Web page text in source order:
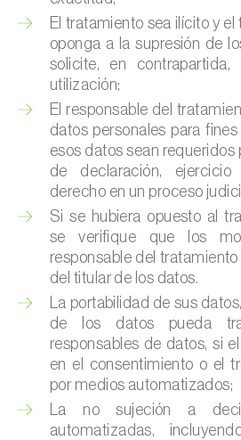
El tratamiento sea ilícito y
oponga a la supresión de
solicite, en
utilización;
El responsable del
datos personales para
esos datos sean requeridos
de declaración,
derecho en un proceso
Si se hubiera opuesto al
se verifique que los
responsable del
del titular de los datos.
La portabilidad de sus
de los datos pueda
responsables de datos, si
en el consentimiento o el
por medios automatizados;
La no sujeción a
automatizadas,